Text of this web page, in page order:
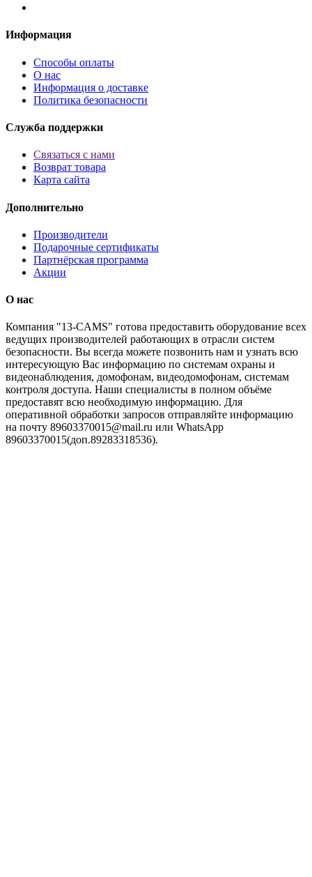
Информация
Способы оплаты
О нас
Информация о доставке
Политика безопасности
Служба поддержки
Связаться с нами
Возврат товара
Карта сайта
Дополнительно
Производители
Подарочные сертификаты
Партнёрская программа
Акции
O нас
Компания "13-CAMS" готова предоставить оборудование всех
ведущих производителей работающих в отрасли систем
безопасности. Вы всегда можете позвонить нам и узнать всю
интересующую Вас информацию по системам охраны и
видеонаблюдения, домофонам, видеодомофонам, системам
контроля доступа. Наши специалисты в полном объёме
предоставят всю необходимую информацию. Для
оперативной обработки запросов отправляйте информацию
на почту 89603370015@mail.ru или WhatsApp
89603370015(доп.89283318536).